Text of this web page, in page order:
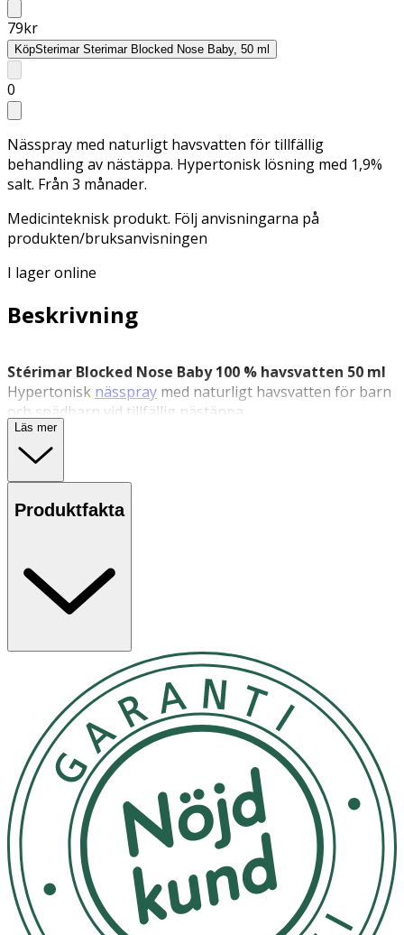
79kr
KöpSterimar Sterimar Blocked Nose Baby, 50 ml
0
Nässpray med naturligt havsvatten för tillfällig
behandling av nästäppa. Hypertonisk lösning med 1,9%
salt. Från 3 månader.
Medicinteknisk produkt. Följ anvisningarna på
produkten/bruksanvisningen
I lager online
Beskrivning
Stérimar Blocked Nose Baby 100 % havsvatten 50 ml
Hypertonisk nässpray med naturligt havsvatten för barn
och spädbarn vid tillfällig nästäppa
Stérimar nässpray med naturligt havsvatten, avsedd för
tillfällig behandling av nästäppa hos barn och spädbarn
från 3 månader. Den hypertoniska lösningen har en
högre saltkoncentration än kroppens celler (1,9 %) och
mangan. Sprayflaskan har ett milt tryck och ett
näsmunstycke anpassat för små barn.
Egenskaper
· Hypertonisk nässpray med naturligt havsvatten
· Rekommenderad för spädbarn från 3 månader
· Löser upp snuva och underlättar andning
· Näsmunstycke med milt spraytryck
· Fri från konserveringsmedel
· Berikad med koppar och mangan
Användning & Dosering
· Spraya 1–2 gånger i varje näsborre, 2–6 gånger
dagligen.
Läs mer
Produktfakta